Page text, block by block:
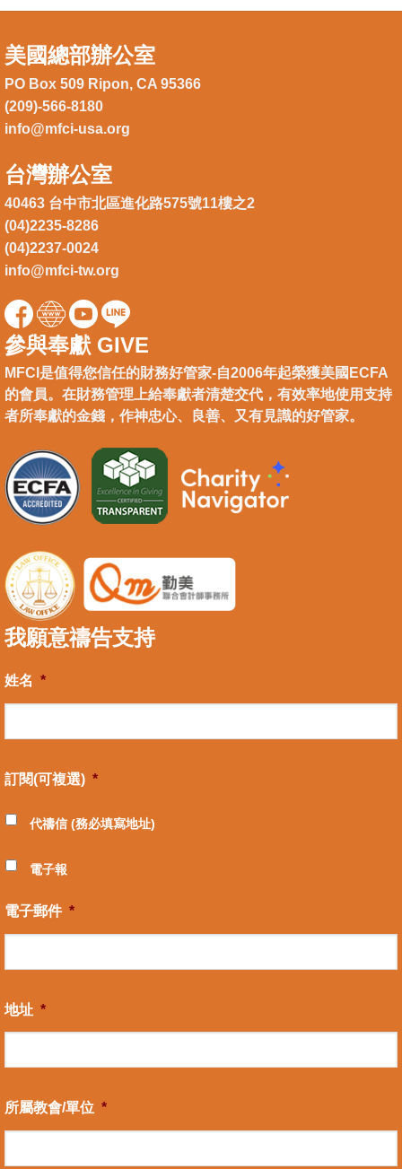
美國總部辦公室
PO Box 509 Ripon, CA 95366
(209)-566-8180
info@mfci-usa.org
台灣辦公室
40463 台中市北區進化路575號11樓之2
(04)2235-8286
(04)2237-0024
info@mfci-tw.org
參與奉獻 GIVE
MFCI是值得您信任的財務好管家-自2006年起榮獲美國ECFA
的會員。在財務管理上給奉獻者清楚交代，有效率地使用支持
者所奉獻的金錢，作神忠心、良善、又有見識的好管家。
我願意禱告支持
姓名 *
訂閱(可複選) *
代禱信 (務必填寫地址)
電子報
電子郵件 *
地址 *
所屬教會/單位 *